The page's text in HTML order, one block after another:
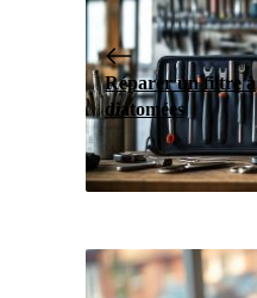
Réparer un filtre à
diatomées